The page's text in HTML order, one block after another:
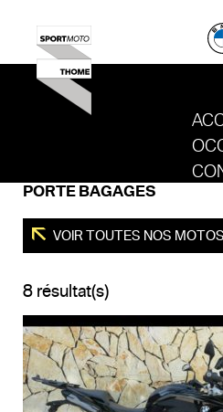
PORTE BAGAGES
VOIR TOUTES NOS MOTOS
8 résultat(s)